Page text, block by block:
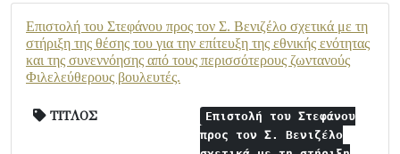
Επιστολή του Στεφάνου προς τον Σ. Βενιζέλο σχετικά με τη
στήριξη της θέσης του για την επίτευξη της εθνικής ενότητας
και της συνεννόησης από τους περισσότερους ζωντανούς
Φιλελεύθερους βουλευτές.
ΤΙΤΛΟΣ
Επιστολή του Στεφάνου
προς τον Σ. Βενιζέλο